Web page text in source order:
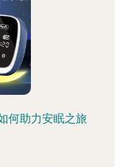
何助力安眠之旅